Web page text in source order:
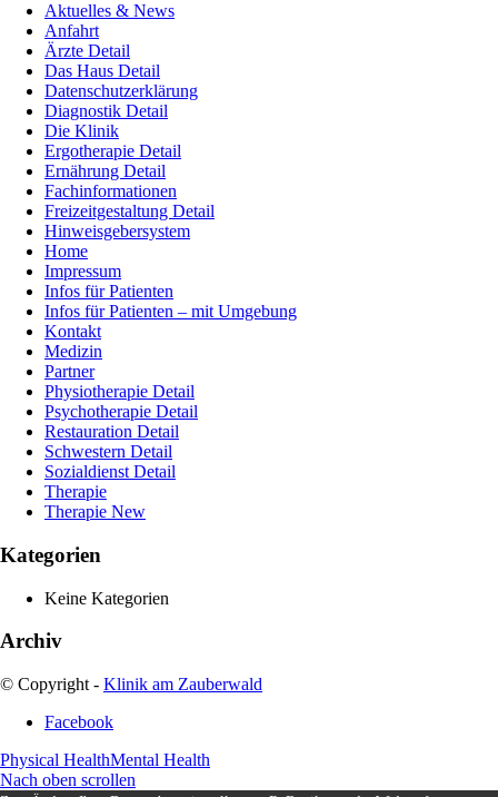
Aktuelles & News
Anfahrt
Ärzte Detail
Das Haus Detail
Datenschutzerklärung
Diagnostik Detail
Die Klinik
Ergotherapie Detail
Ernährung Detail
Fachinformationen
Freizeitgestaltung Detail
Hinweisgebersystem
Home
Impressum
Infos für Patienten
Infos für Patienten – mit Umgebung
Kontakt
Medizin
Partner
Physiotherapie Detail
Psychotherapie Detail
Restauration Detail
Schwestern Detail
Sozialdienst Detail
Therapie
Therapie New
Kategorien
Keine Kategorien
Archiv
© Copyright - Klinik am Zauberwald
Facebook
Physical HealthMental Health
Nach oben scrollen